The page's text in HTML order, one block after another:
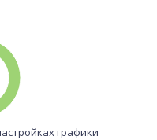
графики